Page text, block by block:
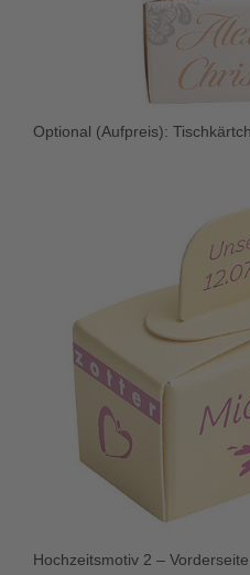
Optional (Aufpreis):
Hochzeitsmotiv 2 – Vorderseite